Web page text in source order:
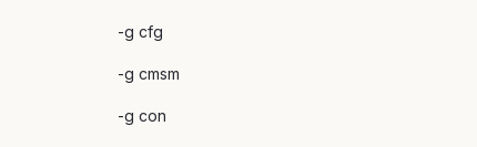
-g cfg
-g cmsm
-g con